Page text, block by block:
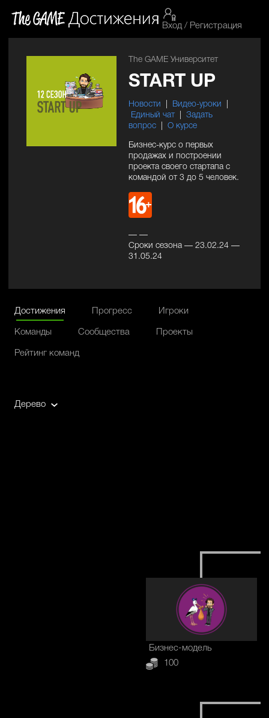
Вход / Регистрация
The GAME Университет
START UP
Новости Видео-уроки
Единый чат| Задать
вопрос
О курсе
Бизнес-курс о первых
продажах и построении
проекта своего стартапа с
командой от 3 до 5 человек.
— —
Сроки сезона — 23.02.24 —
31.05.24
Достижения Прогресс Игроки
Команды Сообщества Проекты
Рейтинг команд
Дерево
Бизнес-модель
100